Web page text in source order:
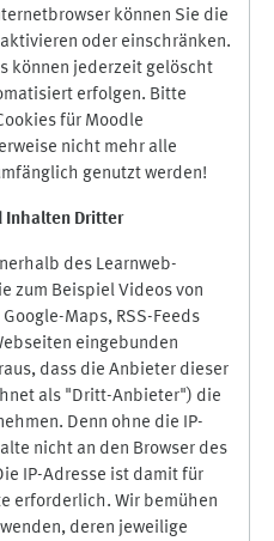
können Sie die
oder einschränken.
können jederzeit gelöscht
erfolgen. Bitte
für Moodle
nicht mehr alle
genutzt werden!
Inhalten Dritter
des Learnweb-
zum Beispiel Videos von
Maps, RSS-Feeds
eingebunden
dass die Anbieter dieser
als "Dritt-Anbieter") die
Denn ohne die IP-
nicht an den Browser des
IP-Adresse ist damit für
erforderlich. Wir bemühen
deren jeweilige